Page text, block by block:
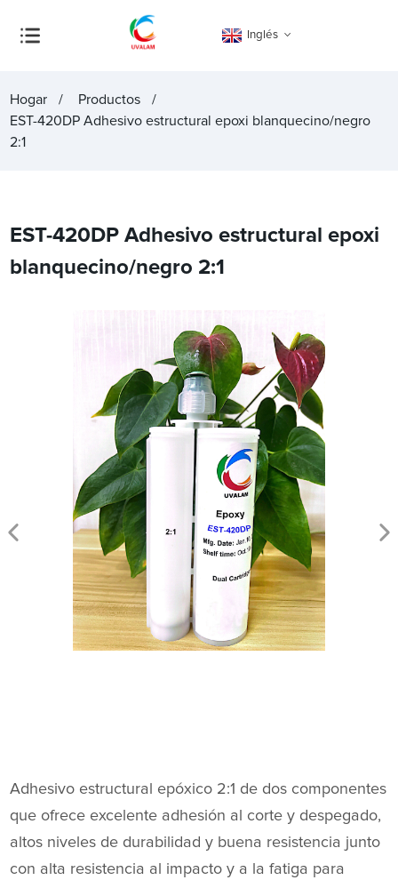
Inglés
Hogar
Productos
EST-420DP Adhesivo estructural epoxi blanquecino/negro
2:1
EST-420DP Adhesivo estructural epoxi
blanquecino/negro 2:1
Adhesivo estructural epóxico 2:1 de dos componentes
que ofrece excelente adhesión al corte y despegado,
altos niveles de durabilidad y buena resistencia junto
con alta resistencia al impacto y a la fatiga para